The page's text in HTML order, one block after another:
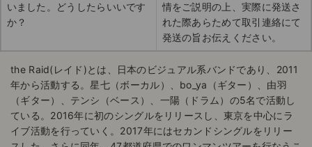
いました。どうしたらいいです
か？
情をご説明の上、実際に発送さ
れた際あらためて取引連絡にて
発送の旨お伝えください。
the Raid(レイド)とは、日本のビジュアル系バンドであり、2011
年から活動する。星七（ボーカル）、bo_ya（ギター）、由羽
（ギター）、テンシ（ベース）、一陽（ドラム）の5名で活動し
ている。2016年に初のシングルをリリースし、東京を中心にラ
イブ活動を行っていく。2017年にはセカンドシングルをリリー